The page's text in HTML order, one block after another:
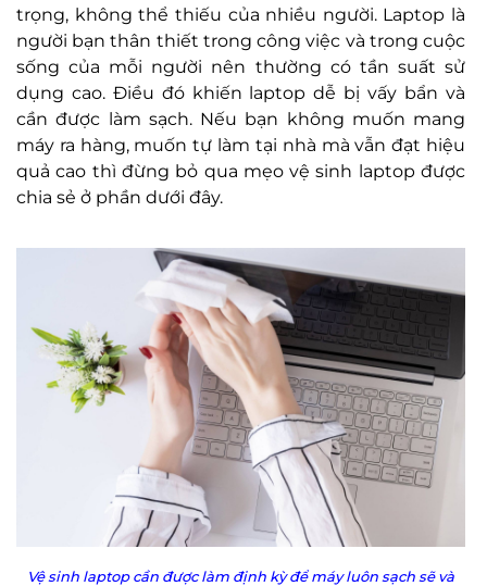
trọng, không thể thiếu của nhiều người. Laptop là
người bạn thân thiết trong công việc và trong cuộc
sống của mỗi người nên thường có tần suất sử
dụng cao. Điều đó khiến laptop dễ bị vấy bẩn và
cần được làm sạch. Nếu bạn không muốn mang
máy ra hàng, muốn tự làm tại nhà mà vẫn đạt hiệu
quả cao thì đừng bỏ qua mẹo vệ sinh laptop được
chia sẻ ở phần dưới đây.
Vệ sinh laptop cần được làm định kỳ để máy luôn sạch sẽ và